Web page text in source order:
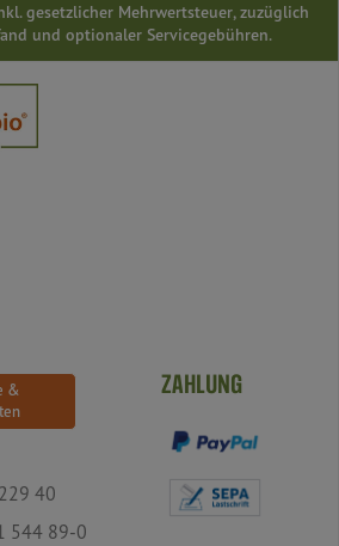
gesetzlicher Mehrwertsteuer, zuzüglich
und optionaler Servicegebühren.
&
40
544 89-0
ZAHLUNG